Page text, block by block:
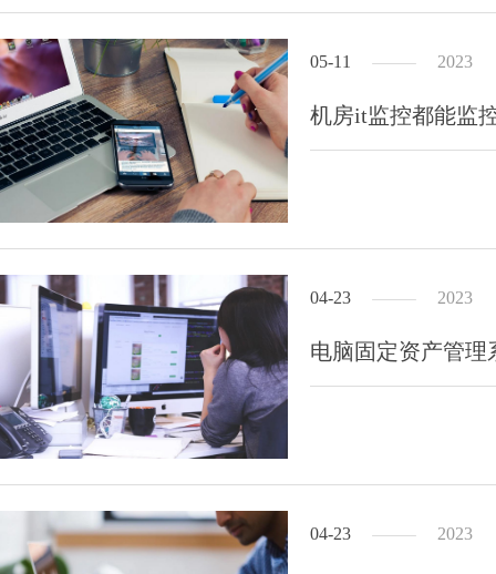
05-11 2023
机房it监控都能监
04-23 2023
电脑固定资产管理
04-23 2023